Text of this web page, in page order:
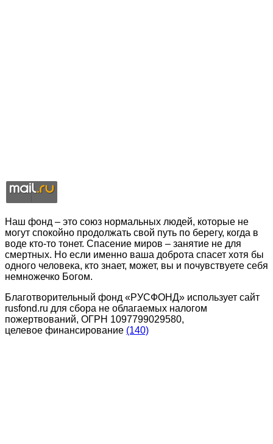
Наш фонд – это союз нормальных людей, которые не
могут спокойно продолжать свой путь по берегу, когда в
воде кто-то тонет. Спасение миров – занятие не для
смертных. Но если именно ваша доброта спасет хотя бы
одного человека, кто знает, может, вы и почувствуете себя
немножечко Богом.
Благотворительный фонд «РУСФОНД» использует сайт
rusfond.ru для сбора не облагаемых налогом
пожертвований, ОГРН 1097799029580,
целевое финансирование (140)